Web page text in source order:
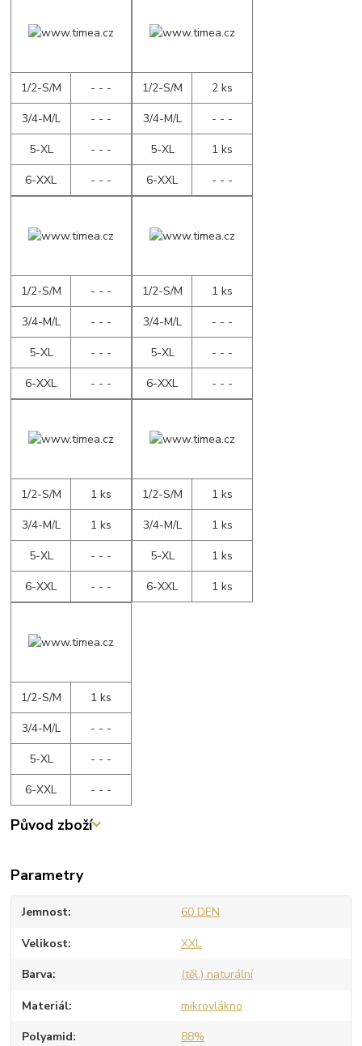
1/2-S/M
- - -
3/4-M/L
- - -
5-XL
- - -
6-XXL
- - -
1/2-S/M
2 ks
3/4-M/L
- - -
5-XL
1 ks
6-XXL
- - -
1/2-S/M
- - -
3/4-M/L
- - -
5-XL
- - -
6-XXL
- - -
1/2-S/M
1 ks
3/4-M/L
- - -
5-XL
- - -
6-XXL
- - -
1/2-S/M
1 ks
3/4-M/L
1 ks
5-XL
- - -
6-XXL
- - -
1/2-S/M
1 ks
3/4-M/L
1 ks
5-XL
1 ks
6-XXL
1 ks
1/2-S/M
1 ks
3/4-M/L
- - -
5-XL
- - -
6-XXL
- - -
Původ zboží
Parametry
Jemnost 60 DEN
Velikost XXL
Barva (těl.) naturální
Materiál mikrovlákno
Polyamid 88%